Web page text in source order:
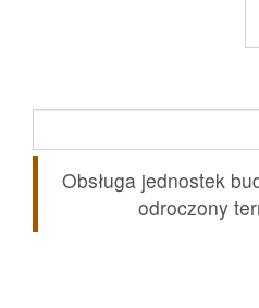
Obsługa jednostek
odroczony